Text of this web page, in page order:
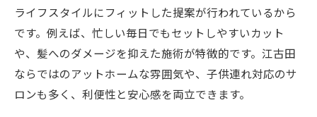
時短施術が得意な美容室を選ぶポイント
仕事や子育ての合間に通える美容室の特徴
時短と高技術を両立する美容室の選び方
忙しい日々に合った美容室サービスの魅力
江古田で忙しい女性におすすめの美容室事
ライフスタイルにフィットした提案が行われているから
です。例えば、忙しい毎日でもセットしやすいカット
や、髪へのダメージを抑えた施術が特徴的です。江古田
ならではのアットホームな雰囲気や、子供連れ対応のサ
ロンも多く、利便性と安心感を両立できます。